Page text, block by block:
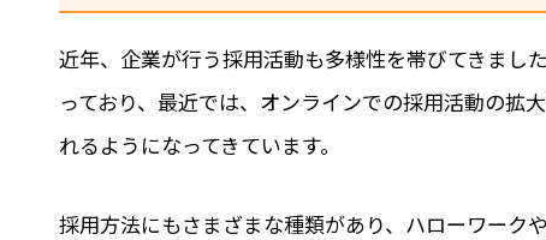
近年、企業が行う採用活動も多様性を帯びてきまし
っており、最近では、オンラインでの採用活動の拡
れるようになってきています。
採用方法にもさまざまな種類があり、ハローワーク